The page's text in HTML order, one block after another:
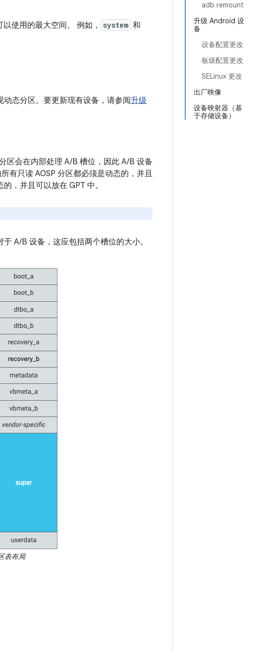
adb remount
升级 Android 设
备
设备配置更改
板级配置更改
SELinux 更改
出厂映像
设备映射器（基
于存储设备）
使用的最大空间。 例如， system 和
态分区。要更新现有设备，请参阅升级
区会在内部处理 A/B 槽位，因此 A/B 设备
有只读 AOSP 分区都必须是动态的，并且
，并且可以放在 GPT 中。
A/B 设备，这应包括两个槽位的大小。
表布局